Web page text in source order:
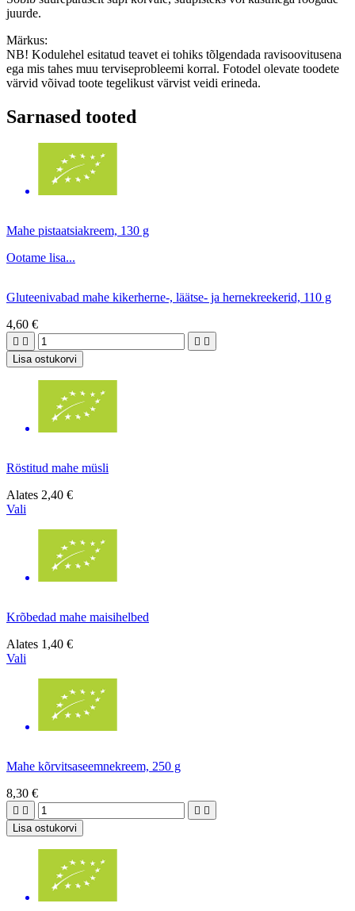
juurde.
Märkus:
NB! Kodulehel esitatud teavet ei tohiks tõlgendada ravisoovitusena
ega mis tahes muu terviseprobleemi korral. Fotodel olevate toodete
värvid võivad toote tegelikust värvist veidi erineda.
Sarnased tooted
Mahe pistaatsiakreem, 130 g
Ootame lisa...
Gluteenivabad mahe kikerherne-, läätse- ja hernekreekerid, 110 g
4,60 €
   
Lisa ostukorvi
Röstitud mahe müsli
Alates 2,40 €
Vali
Krõbedad mahe maisihelbed
Alates 1,40 €
Vali
Mahe kõrvitsaseemnekreem, 250 g
8,30 €
   
Lisa ostukorvi